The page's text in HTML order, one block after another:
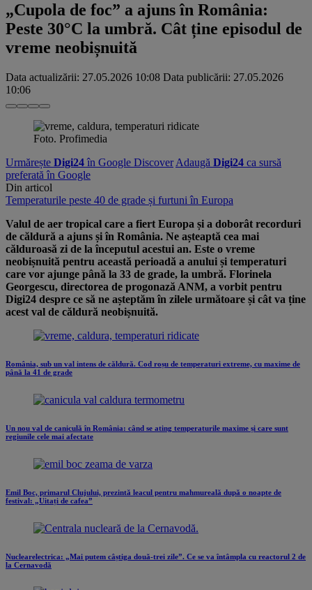
„Cupola de foc” a ajuns în România:
Peste 30°C la umbră. Cât ține episodul de
vreme neobișnuită
Data actualizării: 27.05.2026 10:08 Data publicării: 27.05.2026
10:06
Foto. Profimedia
Urmărește Digi24 în Google Discover Adaugă Digi24 ca sursă
preferată în Google
Din articol
Temperaturile peste 40 de grade și furtuni în Europa
Valul de aer tropical care a fiert Europa și a doborât recorduri
de căldură a ajuns și în România. Ne așteaptă cea mai
călduroasă zi de la începutul acestui an. Este o vreme
neobișnuită pentru această perioadă a anului și temperaturi
care vor ajunge până la 33 de grade, la umbră. Florinela
Georgescu, directorea de progonază ANM, a vorbit pentru
Digi24 despre ce să ne așteptăm în zilele următoare și cât va ține
acest val de căldură neobișnuită.
România, sub un val intens de căldură. Cod roșu de temperaturi extreme, cu maxime de
până la 41 de grade
Un nou val de caniculă în România: când se ating temperaturile maxime și care sunt
regiunile cele mai afectate
Emil Boc, primarul Clujului, prezintă leacul pentru mahmureală după o noapte de
festival: „Uitați de cafea”
Nuclearelectrica: „Mai putem câștiga două-trei zile”. Ce se va întâmpla cu reactorul 2 de
la Cernavodă